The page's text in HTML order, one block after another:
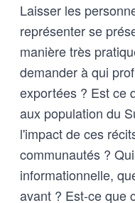
Laisser les
représenter se
manière très
demander à qui
exportées ? Est ce
aux population du
l'impact de ces
communautés ?
informationnelle,
avant ? Est-ce que